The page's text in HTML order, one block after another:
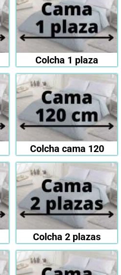
Colcha 1 plaza
Colcha cama 120
Colcha 2 plazas